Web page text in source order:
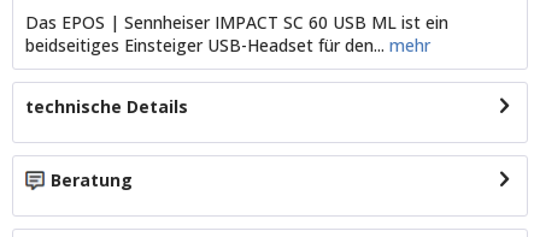
Das EPOS | Sennheiser IMPACT SC 60 USB ML ist ein
beidseitiges Einsteiger USB-Headset für den... mehr
technische Details
Beratung